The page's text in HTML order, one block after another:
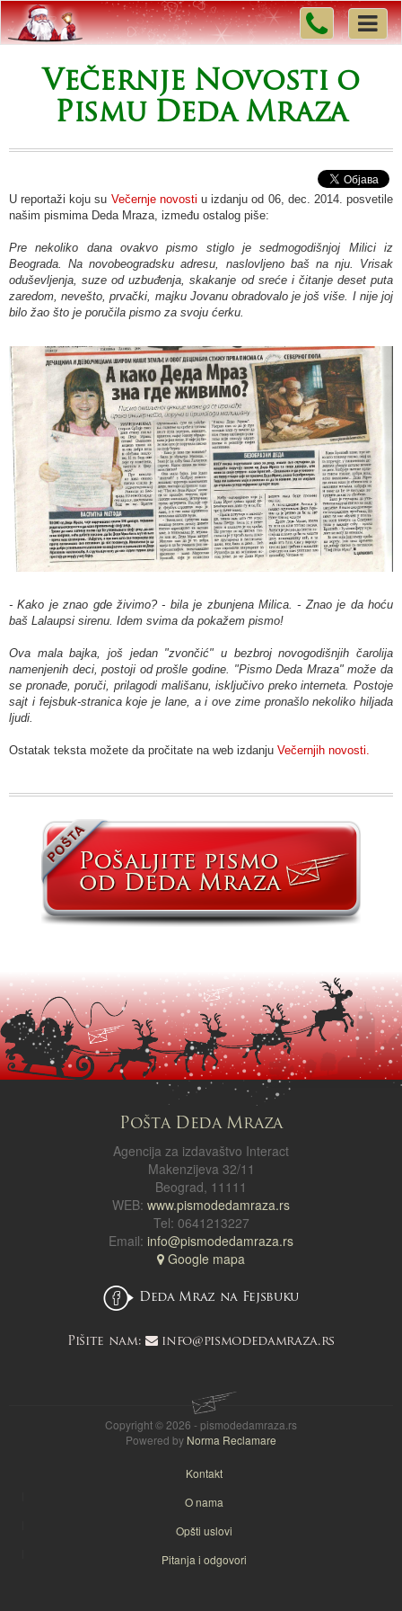
Večernje Novosti o
Pismu Deda Mraza
U reportaži koju su Večernje novosti u izdanju od 06, dec. 2014. posvetile
našim pismima Deda Mraza, između ostalog piše:
Pre nekoliko dana ovakvo pismo stiglo je sedmogodišnjoj Milici iz
Beograda. Na novobeogradsku adresu, naslovljeno baš na nju. Vrisak
oduševljenja, suze od uzbuđenja, skakanje od sreće i čitanje deset puta
zaredom, nevešto, prvački, majku Jovanu obradovalo je još više. I nije joj
bilo žao što je poručila pismo za svoju ćerku.
- Kako je znao gde živimo? - bila je zbunjena Milica. - Znao je da hoću
baš Lalaupsi sirenu. Idem svima da pokažem pismo!
Ova mala bajka, još jedan "zvončić" u bezbroj novogodišnjih čarolija
namenjenih deci, postoji od prošle godine. "Pismo Deda Mraza" može da
se pronađe, poruči, prilagodi mališanu, isključivo preko interneta. Postoje
sajt i fejsbuk-stranica koje je lane, a i ove zime pronašlo nekoliko hiljada
ljudi.
Ostatak teksta možete da pročitate na web izdanju Večernjih novosti.
Pošta Deda Mraza
Agencija za izdavaštvo Interact
Makenzijeva 32/11
Beograd, 11111
WEB: www.pismodedamraza.rs
Tel: 0641213227
Email: info@pismodedamraza.rs
Google mapa
Deda Mraz na Fejsbuku
Pišite nam: info@pismodedamraza.rs
Copyright © 2026 - pismodedamraza.rs
Powered by Norma Reclamare
Kontakt
O nama
Opšti uslovi
Pitanja i odgovori